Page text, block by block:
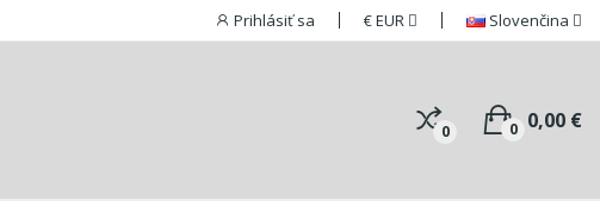
Prihlásiť sa €EUR Slovenčina
0 0,00 €
0